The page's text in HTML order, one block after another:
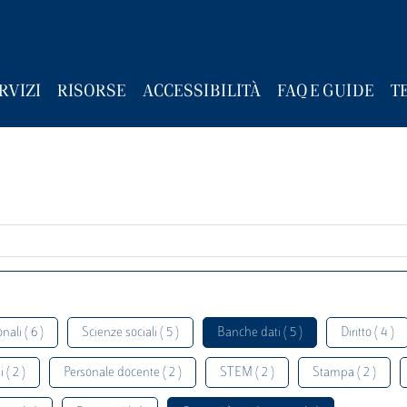
RISORSE ACCESSIBILITÀ FAQ E GUIDE
( 6 ) Scienze sociali ( 5 ) Banche dati ( 5 ) Diritto ( 4 )
( 2 ) Personale docente ( 2 ) STEM ( 2 ) Stampa ( 2 )